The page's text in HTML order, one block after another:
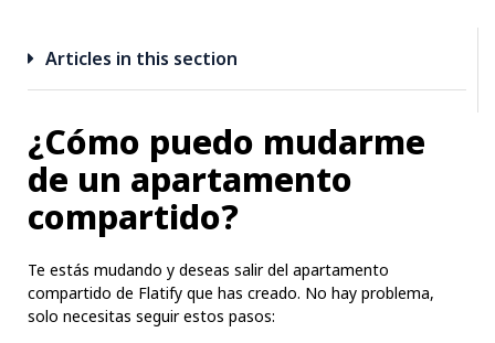
Articles in this section
¿Cómo puedo mudarme
de un apartamento
compartido?
Te estás mudando y deseas salir del apartamento
compartido de Flatify que has creado. No hay problema,
solo necesitas seguir estos pasos: